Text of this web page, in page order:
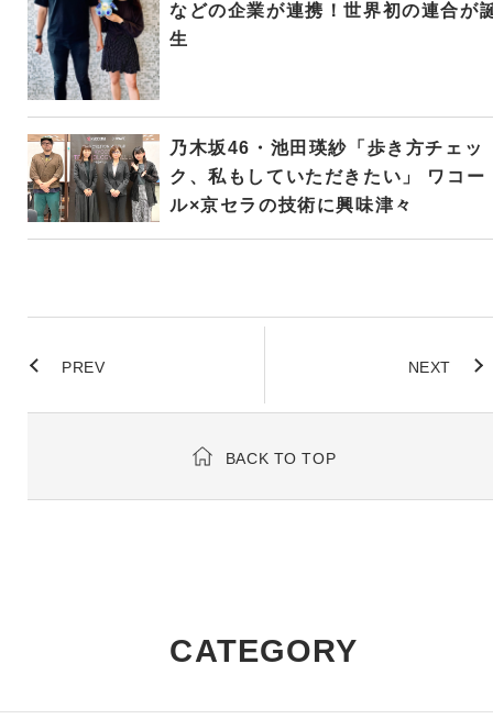
などの企業が連携！世界初の連合が
生
乃木坂46・池田瑛紗「歩き方チェッ
ク、私もしていただきたい」 ワコー
ル×京セラの技術に興味津々
PREV NEXT
BACK TO TOP
CATEGORY